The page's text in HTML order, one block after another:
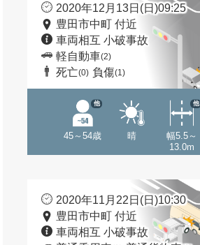
2020年12月13日(日)09:25
豊田市中町 付近
車両相互 小破事故
軽自動車(2)
死亡(0) 負傷(1)
45～54歳
他
晴
幅5.5～
13.0m
他
2020年11月22日(日)10:30
豊田市中町 付近
車両相互 小破事故